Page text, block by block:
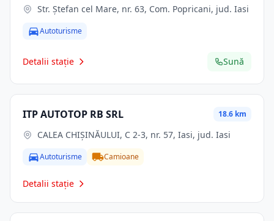
Str. Ştefan cel Mare, nr. 63, Com. Popricani, jud. Iasi
Autoturisme
Detalii stație Sună
ITP AUTOTOP RB SRL 18.6 km
CALEA CHIŞINĂULUI, C 2-3, nr. 57, Iasi, jud. Iasi
Autoturisme Camioane
Detalii stație